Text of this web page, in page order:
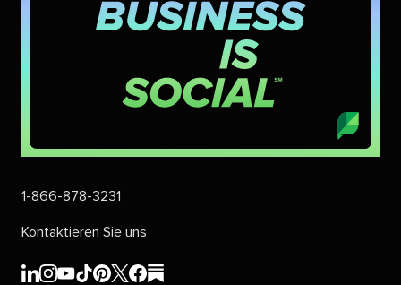
1-866-878-3231​​
Kontaktieren Sie uns​​
Sprout
Sprout
Sprout
Sprout
Sprout
Sprout
Sprout
Sprout